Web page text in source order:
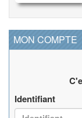
MON COMPTE
Identifiant